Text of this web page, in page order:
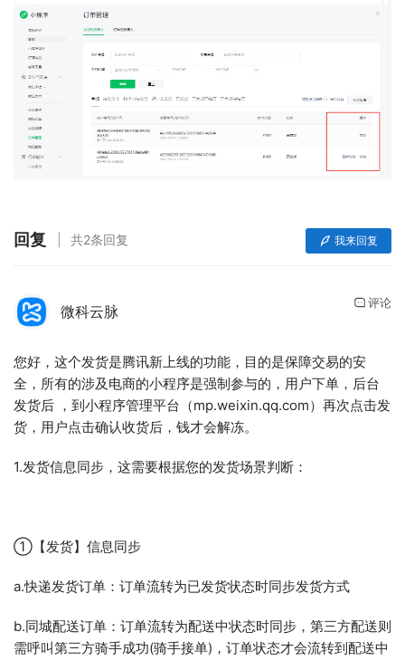
回复 共2条回复 我来回复
微科云脉 评论
您好，这个发货是腾讯新上线的功能，目的是保障交易的安
全，所有的涉及电商的小程序是强制参与的，用户下单，后台
发货后 ，到小程序管理平台（mp.weixin.qq.com）再次点击发
货，用户点击确认收货后，钱才会解冻。
1.发货信息同步，这需要根据您的发货场景判断：
①【发货】信息同步
a.快递发货订单：订单流转为已发货状态时同步发货方式
b.同城配送订单：订单流转为配送中状态时同步，第三方配送则
需呼叫第三方骑手成功(骑手接单)，订单状态才会流转到配送中